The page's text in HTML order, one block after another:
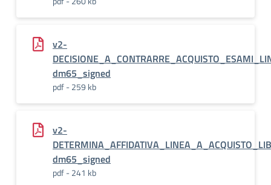
v2-
dm65_signed
pdf - 259 kb
v2-
dm65_signed
pdf - 241 kb